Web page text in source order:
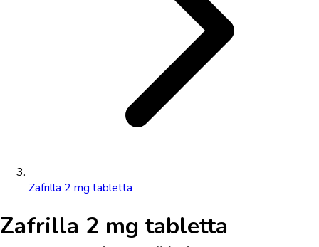
Zafrilla 2 mg tabletta
Zafrilla 2 mg tabletta